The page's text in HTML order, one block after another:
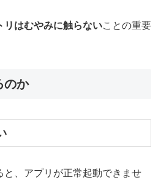
リはむやみに触らないことの重要
のか
と、アプリが正常起動できませ